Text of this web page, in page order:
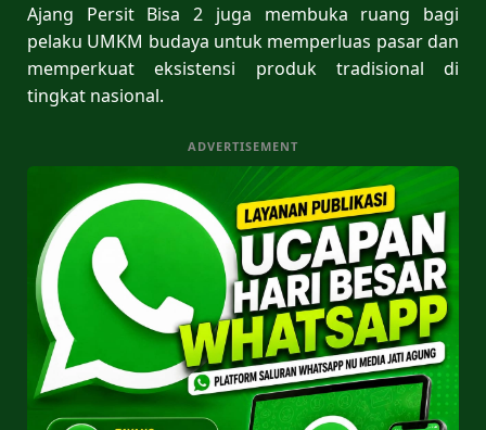
Ajang Persit Bisa 2 juga membuka ruang bagi
pelaku UMKM budaya untuk memperluas pasar dan
memperkuat eksistensi produk tradisional di
tingkat nasional.
ADVERTISEMENT